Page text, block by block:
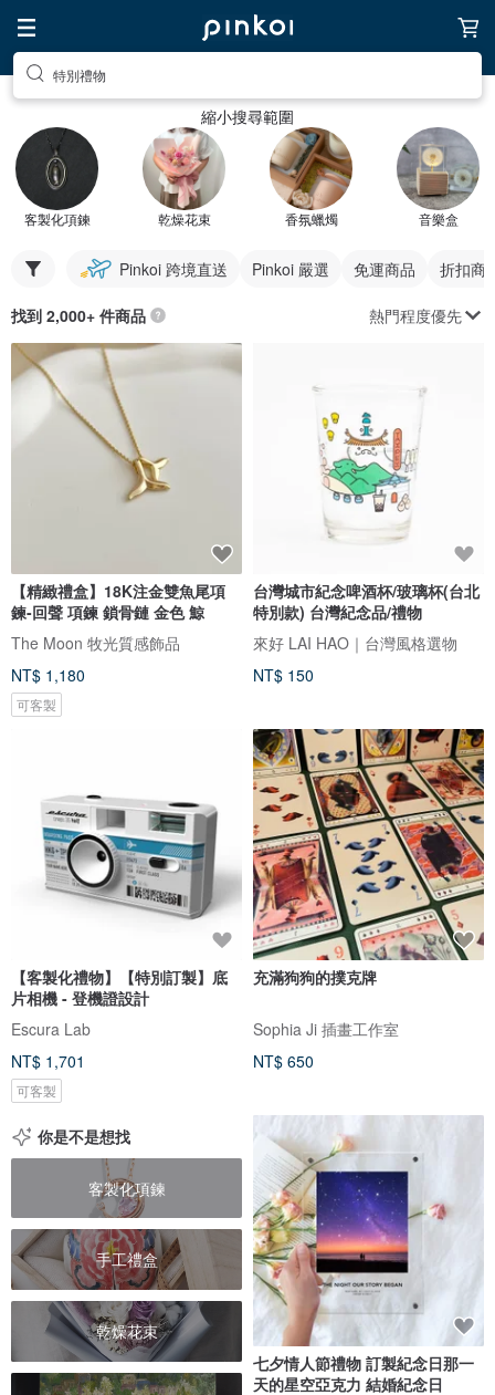
特別禮物
縮小搜尋範圍
客製化項鍊 乾燥花束 香氛蠟燭 音樂盒
Pinkoi 跨境直送 Pinkoi 嚴選 免運商品 折扣商
找到 2,000+ 件商品 熱門程度優先
【精緻禮盒】18K注金雙魚尾項
鍊-回聲 項鍊 鎖骨鏈 金色 鯨
The Moon 牧光質感飾品
NT$ 1,180
可客製
台灣城市紀念啤酒杯/玻璃杯(台北
特別款) 台灣紀念品/禮物
來好 LAI HAO｜台灣風格選物
NT$ 150
【客製化禮物】【特別訂製】底
片相機 - 登機證設計
Escura Lab
NT$ 1,701
可客製
充滿狗狗的撲克牌
Sophia Ji 插畫工作室
NT$ 650
你是不是想找
客製化項鍊
手工禮盒
乾燥花束
七夕情人節禮物 訂製紀念日那一
天的星空亞克力 結婚紀念日